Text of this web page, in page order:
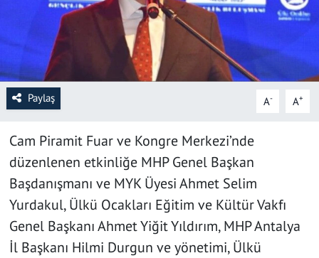
Paylaş A- A+
Cam Piramit Fuar ve Kongre Merkezi’nde
düzenlenen etkinliğe MHP Genel Başkan
Başdanışmanı ve MYK Üyesi Ahmet Selim
Yurdakul, Ülkü Ocakları Eğitim ve Kültür Vakfı
Genel Başkanı Ahmet Yiğit Yıldırım, MHP Antalya
İl Başkanı Hilmi Durgun ve yönetimi, Ülkü